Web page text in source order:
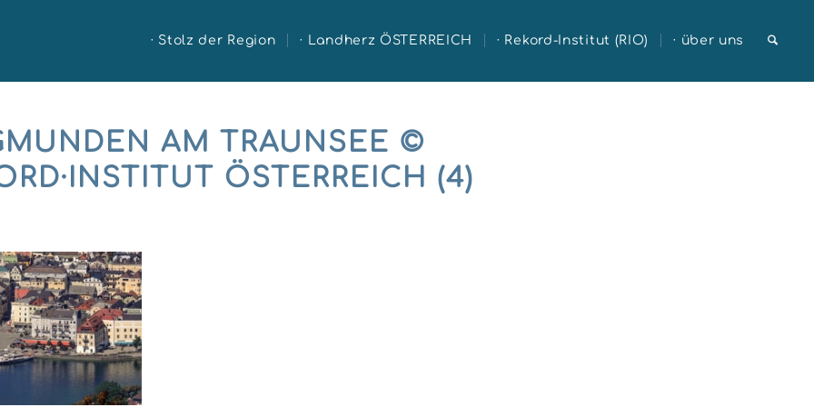
· Stolz der Region · Landherz ÖSTERREICH · Rekord-Institut (RIO) · über uns
AM TRAUNSEE ©
ÖSTERREICH (4)